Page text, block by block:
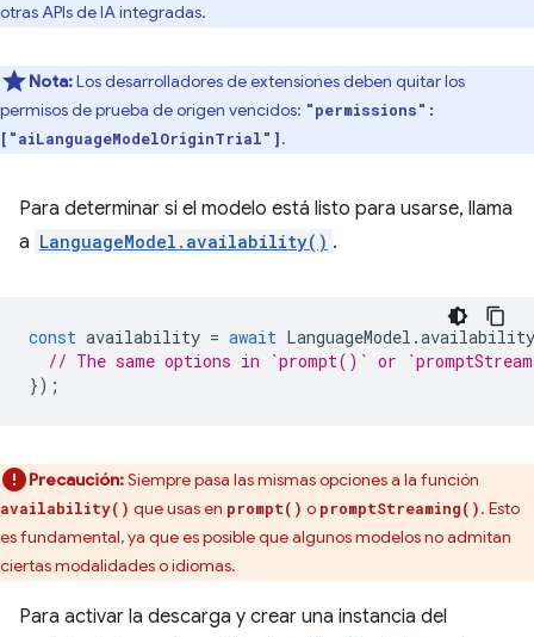
otras APIs de IA integradas.
Nota:Los desarrolladores de extensiones deben quitar los
permisos de prueba de origen vencidos: "permissions":
["aiLanguageModelOriginTrial"].
Para determinar si el modelo está listo para usarse, llama
a LanguageModel.availability() .
const availability = await LanguageModel .availability
// The same options in `prompt()` or
});
Precaución:Siempre pasa las mismas opciones a la función
availability() que usas en prompt() o promptStreaming(). Esto
es fundamental, ya que es posible que algunos modelos no admitan
ciertas modalidades o idiomas.
Para activar la descarga y crear una instancia del